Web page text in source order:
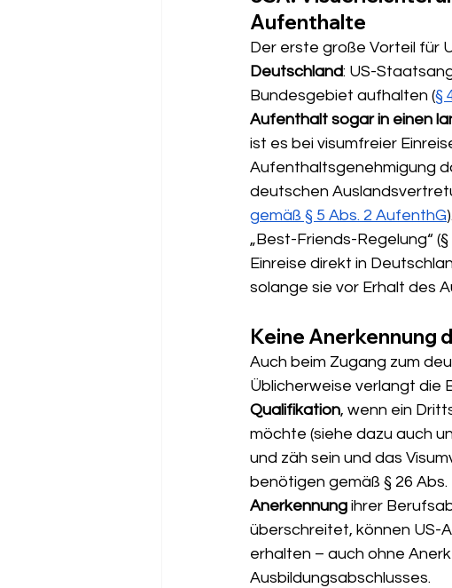
Aufenthalte
Der erste große Vorteil für
Deutschland: US-
Bundesgebiet aufhalten (§
Aufenthalt sogar in einen
ist es bei visumfreier
Aufenthaltsgenehmigung
deutschen
gemäß § 5 Abs. 2 AufenthG
„Best-Friends-Regelung“
Einreise direkt in
solange sie vor Erhalt des
Keine Anerkennung
Auch beim Zugang zum
Üblicherweise verlangt die
Qualifikation, wenn ein
möchte (siehe dazu auch
und zäh sein und das
benötigen gemäß § 26
Anerkennung ihrer
überschreitet, können US-
erhalten – auch ohne
Ausbildungsabschlusses.